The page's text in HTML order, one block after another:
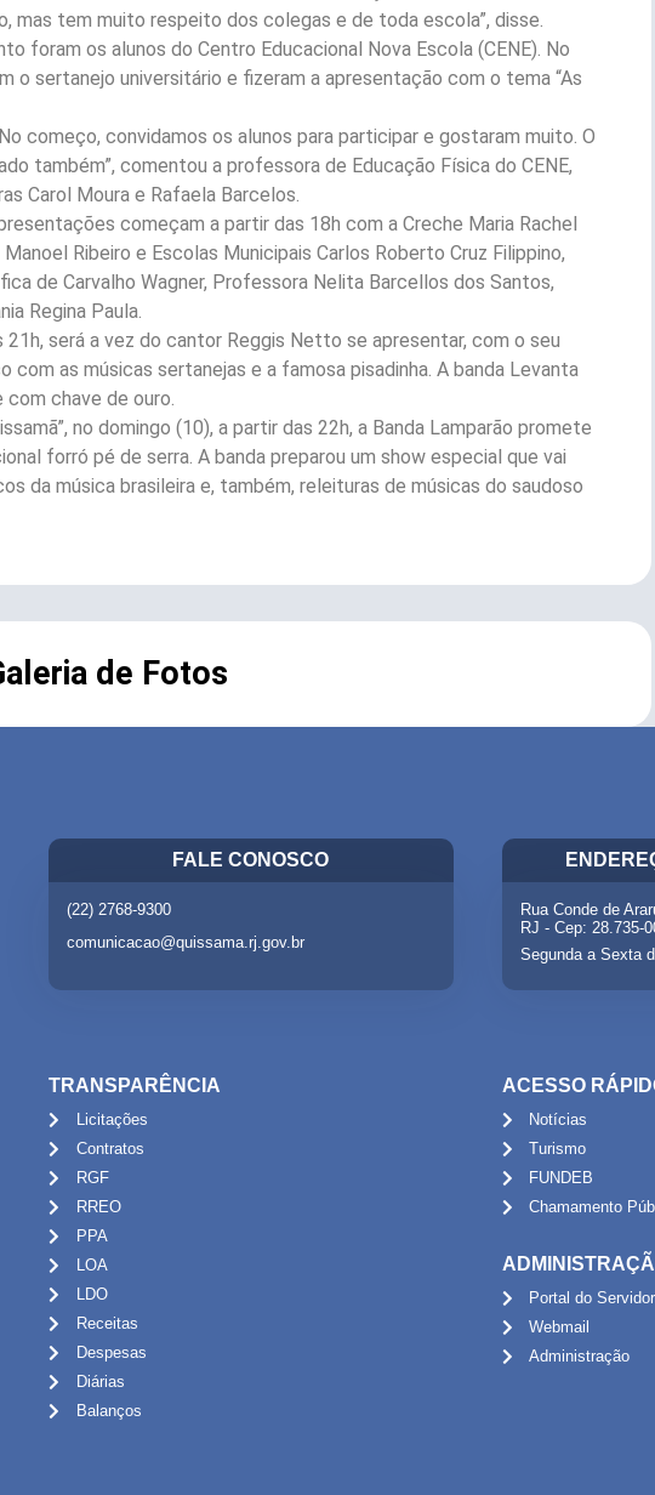
mas tem muito respeito dos colegas e de toda escola”, disse.
foram os alunos do Centro Educacional Nova Escola (CENE). No
o sertanejo universitário e fizeram a apresentação com o tema “As
começo, convidamos os alunos para participar e gostaram muito. O
também”, comentou a professora de Educação Física do CENE,
Carol Moura e Rafaela Barcelos.
começam a partir das 18h com a Creche Maria Rachel
Ribeiro e Escolas Municipais Carlos Roberto Cruz Filippino,
de Carvalho Wagner, Professora Nelita Barcellos dos Santos,
Regina Paula.
será a vez do cantor Reggis Netto se apresentar, com o seu
com as músicas sertanejas e a famosa pisadinha. A banda Levanta
com chave de ouro.
no domingo (10), a partir das 22h, a Banda Lamparão promete
forró pé de serra. A banda preparou um show especial que vai
da música brasileira e, também, releituras de músicas do saudoso
de Fotos
FALE CONOSCO
(22) 2768-9300
comunicacao@quissama.rj.gov.br
Rua Conde de
RJ - Cep: 28.735-
Segunda a Sexta
TRANSPARÊNCIA
Licitações
Contratos
RGF
RREO
PPA
LOA
LDO
Receitas
Despesas
Diárias
Balanços
ACESSO
Notícias
Turismo
FUNDEB
Chamamento
Portal do Servidor
Webmail
Administração